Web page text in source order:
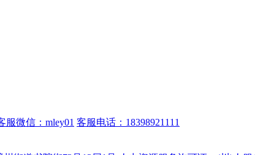
服微信：mley01 客服电话：18398921111